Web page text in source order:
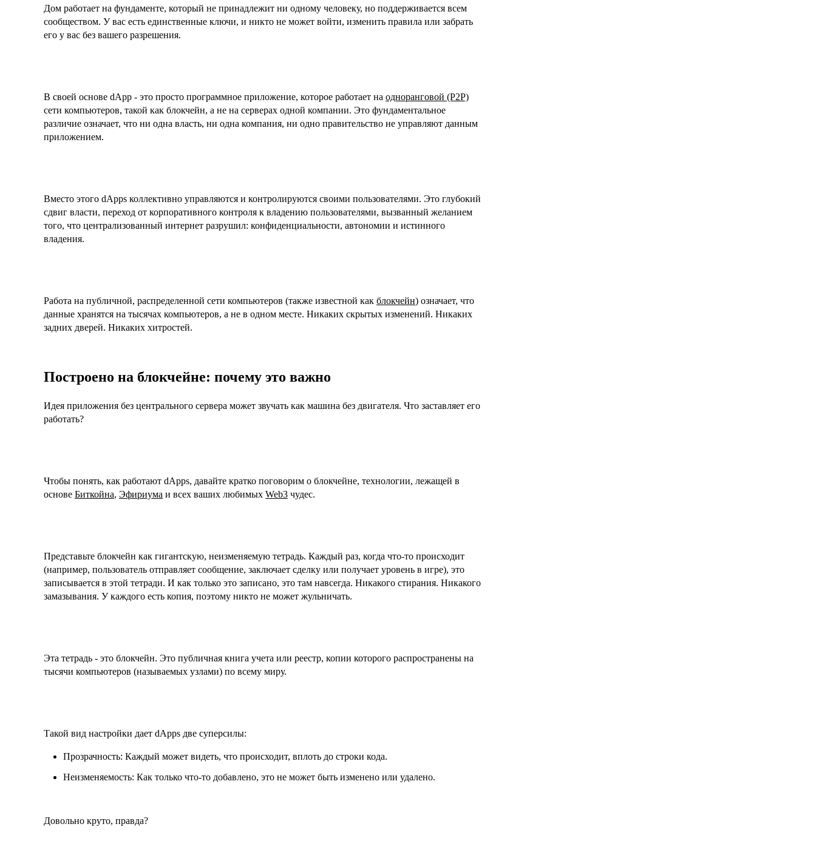
Дом работает на фундаменте, который не принадлежит ни одному человеку, но поддерживается всем
сообществом. У вас есть единственные ключи, и никто не может войти, изменить правила или забрать
его у вас без вашего разрешения.
В своей основе dApp - это просто программное приложение, которое работает на одноранговой (P2P)
сети компьютеров, такой как блокчейн, а не на серверах одной компании. Это фундаментальное
различие означает, что ни одна власть, ни одна компания, ни одно правительство не управляют данным
приложением.
Вместо этого dApps коллективно управляются и контролируются своими пользователями. Это глубокий
сдвиг власти, переход от корпоративного контроля к владению пользователями, вызванный желанием
того, что централизованный интернет разрушил: конфиденциальности, автономии и истинного
владения.
Работа на публичной, распределенной сети компьютеров (также известной как блокчейн) означает, что
данные хранятся на тысячах компьютеров, а не в одном месте. Никаких скрытых изменений. Никаких
задних дверей. Никаких хитростей.
Построено на блокчейне: почему это важно
Идея приложения без центрального сервера может звучать как машина без двигателя. Что заставляет его
работать?
Чтобы понять, как работают dApps, давайте кратко поговорим о блокчейне, технологии, лежащей в
основе Биткойна, Эфириума и всех ваших любимых Web3 чудес.
Представьте блокчейн как гигантскую, неизменяемую тетрадь. Каждый раз, когда что-то происходит
(например, пользователь отправляет сообщение, заключает сделку или получает уровень в игре), это
записывается в этой тетради. И как только это записано, это там навсегда. Никакого стирания. Никакого
замазывания. У каждого есть копия, поэтому никто не может жульничать.
Эта тетрадь - это блокчейн. Это публичная книга учета или реестр, копии которого распространены на
тысячи компьютеров (называемых узлами) по всему миру.
Такой вид настройки дает dApps две суперсилы:
Прозрачность: Каждый может видеть, что происходит, вплоть до строки кода.
Неизменяемость: Как только что-то добавлено, это не может быть изменено или удалено.
Довольно круто, правда?